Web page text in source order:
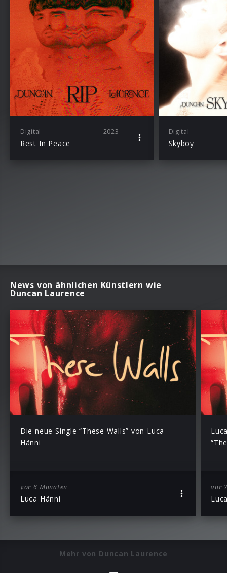
Digital 2023
Rest In Peace
Digital
Skyboy
News von ähnlichen Künstlern wie
Duncan Laurence
Die neue Single “These Walls” von Luca
Hänni
vor 6 Monaten
Luca Hänni
vor
Mehr von Duncan Laurence